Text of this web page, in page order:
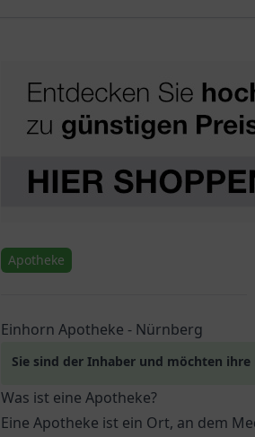
Apotheke
Einhorn Apotheke - Nürnberg
Sie sind der Inhaber und möchten
Was ist eine Apotheke?
Eine Apotheke ist ein Ort, an dem